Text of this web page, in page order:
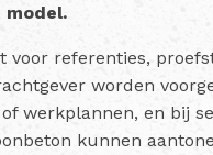
model.
voor referenties,
worden
werkplannen, en bij
kunnen